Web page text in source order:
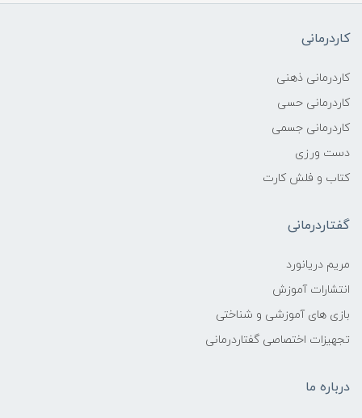
کاردرمانی
کاردرمانی ذهنی
کاردرمانی حسی
کاردرمانی جسمی
دست ورزی
کتاب و فلش کارت
گفتاردرمانی
مریم دریانورد
انتشارات آموزش
بازی های آموزشی و شناختی
تجهیزات اختصاصی گفتاردرمانی
درباره ما